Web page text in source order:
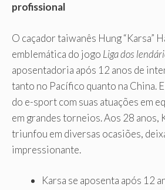
profissional
O caçador taiwanês Hung “Karsa”
emblemática do jogo Liga dos
aposentadoria após 12 anos de
tanto no Pacífico quanto na China.
do e-sport com suas atuações em
em grandes torneios. Aos 28 anos,
triunfou em diversas ocasiões,
impressionante.
Karsa se aposenta após 12